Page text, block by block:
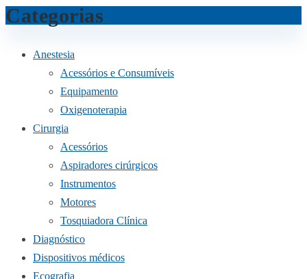
Categorias
Anestesia
Acessórios e Consumíveis
Equipamento
Oxigenoterapia
Cirurgia
Acessórios
Aspiradores cirúrgicos
Instrumentos
Motores
Tosquiadora Clínica
Diagnóstico
Dispositivos médicos
Ecografia